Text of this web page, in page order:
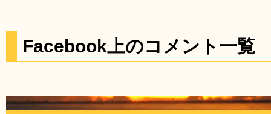
Facebook上のコメント一覧